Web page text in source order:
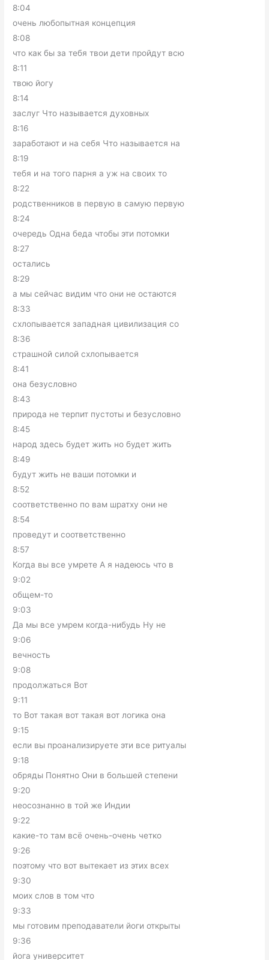
8:04
очень любопытная концепция
8:08
что как бы за тебя твои дети пройдут всю
8:11
твою йогу
8:14
заслуг Что называется духовных
8:16
заработают и на себя Что называется на
8:19
тебя и на того парня а уж на своих то
8:22
родственников в первую в самую первую
8:24
очередь Одна беда чтобы эти потомки
8:27
остались
8:29
а мы сейчас видим что они не остаются
8:33
схлопывается западная цивилизация со
8:36
страшной силой схлопывается
8:41
она безусловно
8:43
природа не терпит пустоты и безусловно
8:45
народ здесь будет жить но будет жить
8:49
будут жить не ваши потомки и
8:52
соответственно по вам шратху они не
8:54
проведут и соответственно
8:57
Когда вы все умрете А я надеюсь что в
9:02
общем-то
9:03
Да мы все умрем когда-нибудь Ну не
9:06
вечность
9:08
продолжаться Вот
9:11
то Вот такая вот такая вот логика она
9:15
если вы проанализируете эти все ритуалы
9:18
обряды Понятно Они в большей степени
9:20
неосознанно в той же Индии
9:22
какие-то там всё очень-очень четко
9:26
поэтому что вот вытекает из этих всех
9:30
моих слов в том что
9:33
мы готовим преподаватели йоги открыты
9:36
йога университет